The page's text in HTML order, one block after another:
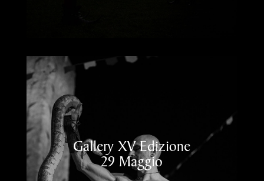
Gallery XV Edizione
29 Maggio